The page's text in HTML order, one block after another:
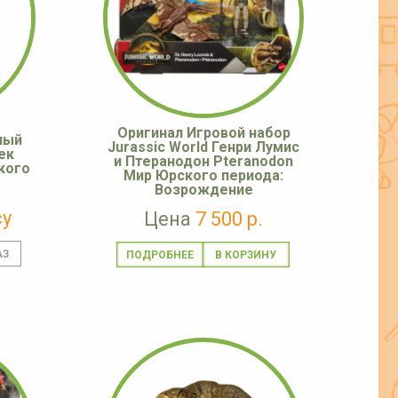
Оригинал Игровой набор
Jurassic World Генри Лумис
и Птеранодон Pteranodon
Мир Юрского периода:
Возрождение
Цена 7 500 р.
ПОДРОБНЕЕ